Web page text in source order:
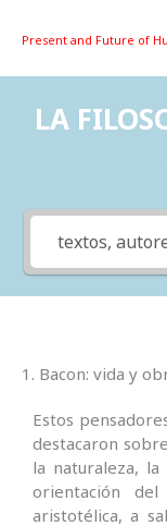
Present and Future of
LA
1. Bacon: vida y
Estos
destacaron
la naturaleza,
orientación
aristotélica, a